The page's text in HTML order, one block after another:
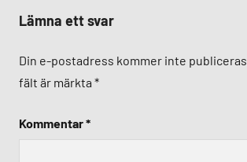
Lämna ett svar
Din e-postadress kommer inte publiceras.
fält är märkta *
Kommentar*